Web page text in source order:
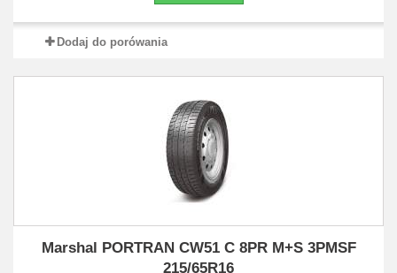
Dodaj do porówania
Marshal PORTRAN CW51 C 8PR M+S 3PMSF
215/65R16